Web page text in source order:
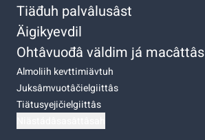
Tiäđuh palvâlusâst
Äigikyevdil
Ohtâvuođâ väldim já macâttâs
Almoliih kevttimiävtuh
Juksâmvuotâčielgiittâs
Tiätusyejičielgiittâs